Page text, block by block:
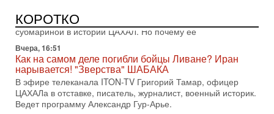
КОРОТКО
АХИ «Дракон» (Drakon), которая уже стала самой дорогой
субмариной в истории ЦАХАЛ. Но почему её
Вчера, 16:51
Как на самом деле погибли бойцы Ливане? Иран
нарывается! "Зверства" ШАБАКА
В эфире телеканала ITON-TV Григорий Тамар, офицер
ЦАХАЛа в отставке, писатель, журналист, военный историк.
Ведет программу Александр Гур-Арье.